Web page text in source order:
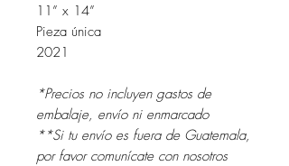
11” x 14”
Pieza única
2021
*Precios no incluyen gastos de
embalaje, envío ni enmarcado
**Si tu envío es fuera de Guatemala,
por favor comunícate con nosotros